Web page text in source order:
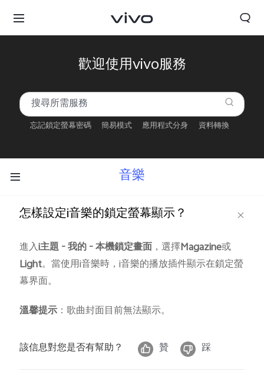
歡迎使用vivo服務
忘記鎖定螢幕密碼 簡易模式 應用程式分身 資料轉換
音樂
怎樣設定i音樂的鎖定螢幕顯示？
進入i主題-我的-本機鎖定畫面 ，選擇Magazine或
Light。當使用i音樂時，i音樂的播放插件顯示在鎖定螢
幕界面。
溫馨提示 ：歌曲封面目前無法顯示。
該信息對您是否有幫助？ 贊 踩